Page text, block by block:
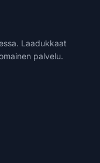
Laadukkaat
palvelu.